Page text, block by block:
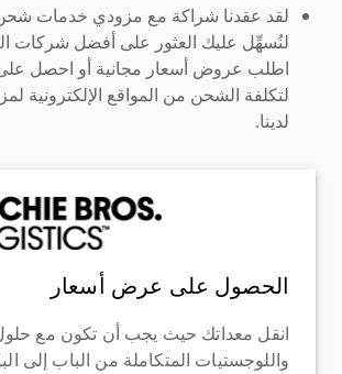
لقد عقدنا شراكة مع مزودي خدمات
لنُسهِّل عليك العثور على أفضل شركات
اطلب عروض أسعار مجانية أو احصل على
لتكلفة الشحن من المواقع الإلكترونية
لدينا.
الحصول على عرض أسعار
انقل معداتك حيث يجب أن تكون مع
واللوجستيات المتكاملة من الباب إلى